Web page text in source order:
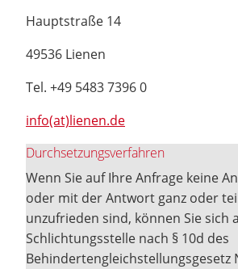
Hauptstraße 14
49536 Lienen
Tel. +49 5483 7396 0
info(at)lienen.de
Durchsetzungsverfahren
Wenn Sie auf Ihre Anfrage keine
oder mit der Antwort ganz oder
unzufrieden sind, können Sie sich
Schlichtungsstelle nach § 10d des
Behindertengleichstellungsgesetz